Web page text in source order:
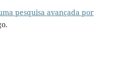
pesquisa avançada por